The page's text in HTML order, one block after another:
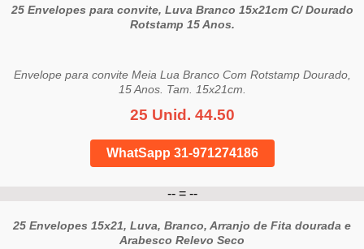
25 Envelopes para convite, Luva Branco 15x21cm C/ Dourado
Rotstamp 15 Anos.
Envelope para convite Meia Lua Branco Com Rotstamp Dourado,
15 Anos. Tam. 15x21cm.
25 Unid. 44.50
WhatSapp 31-971274186
-- = --
25 Envelopes 15x21, Luva, Branco, Arranjo de Fita dourada e
Arabesco Relevo Seco